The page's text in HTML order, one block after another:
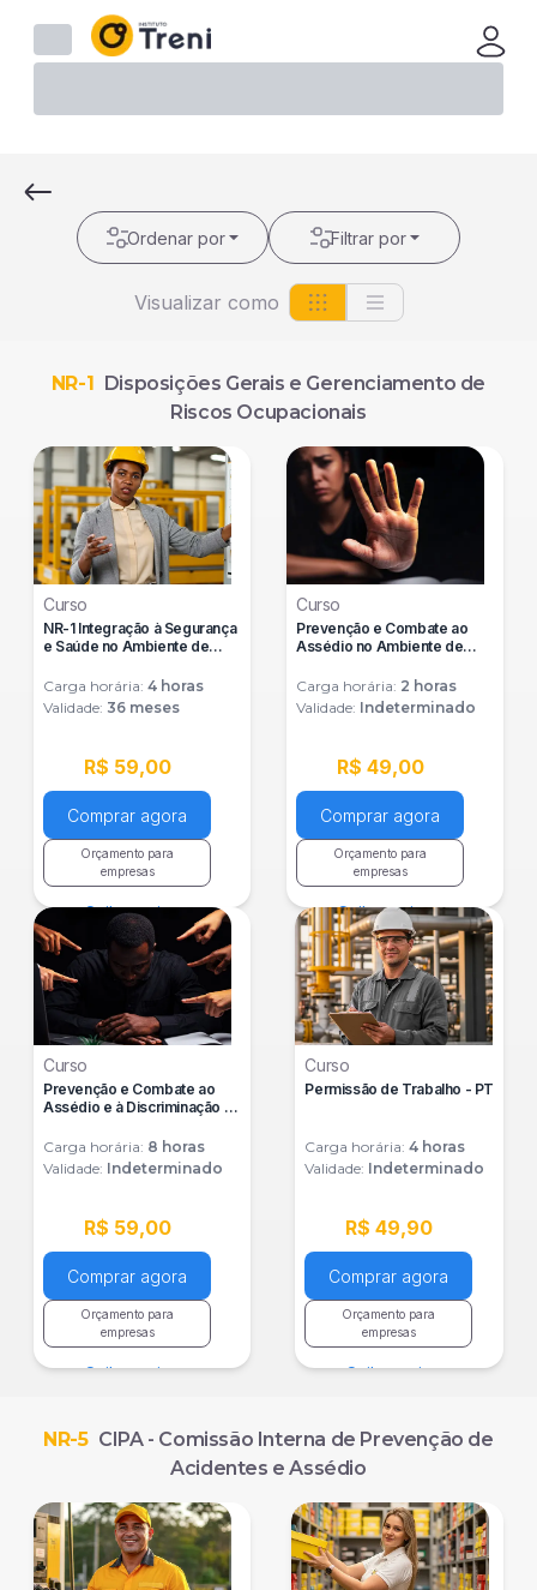
Ordenar por Filtrar por
Visualizar como
NR-1 Disposições Gerais e Gerenciamento de
Riscos Ocupacionais
Curso
NR-1 Integração à Segurança
e Saúde no Ambiente de
Carga horária: 4 horas
Validade: 36 meses
R$ 59,00
Comprar agora
Orçamento para
empresas
Saiba mais
Curso
Prevenção e Combate ao
Assédio no Ambiente de
Carga horária: 2 horas
Validade: Indeterminado
R$ 49,00
Comprar agora
Orçamento para
empresas
Saiba mais
Curso
Prevenção e Combate ao
Assédio e à Discriminação no
Carga horária: 8 horas
Validade: Indeterminado
R$ 59,00
Comprar agora
Orçamento para
empresas
Saiba mais
Curso
Permissão de Trabalho - PT
Carga horária: 4 horas
Validade: Indeterminado
R$ 49,90
Comprar agora
Orçamento para
empresas
Saiba mais
NR-5 CIPA - Comissão Interna de Prevenção de
Acidentes e Assédio